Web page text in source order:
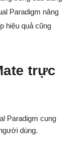
Paradigm nâng
hiệu quả cũng
trực
Paradigm cung
dùng.